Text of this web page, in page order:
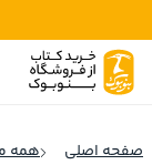
ادبیات
صفحه اصلی همه